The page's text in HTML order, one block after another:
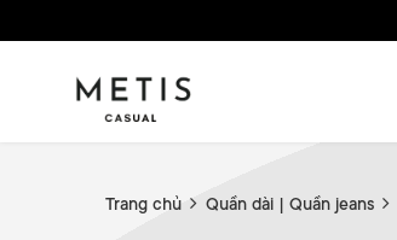
Trang chủ Quần dài | Quần jeans